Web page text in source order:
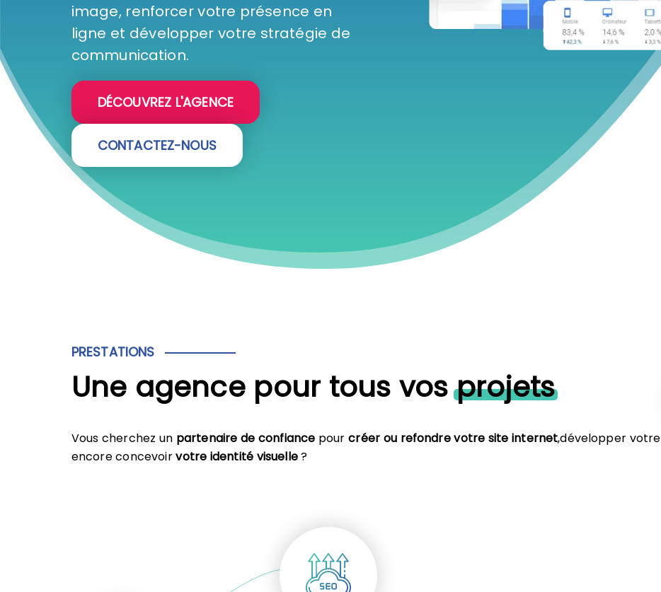
image, renforcer votre présence en
ligne et développer votre stratégie de
communication.
DÉCOUVREZ L'AGENCE
CONTACTEZ-NOUS
PRESTATIONS
Une agence pour tous vosprojets
Vous cherchez un partenaire de confiance pourcréer ou refondre votre site internet,développer votre
encore concevoirvotre identité visuelle?